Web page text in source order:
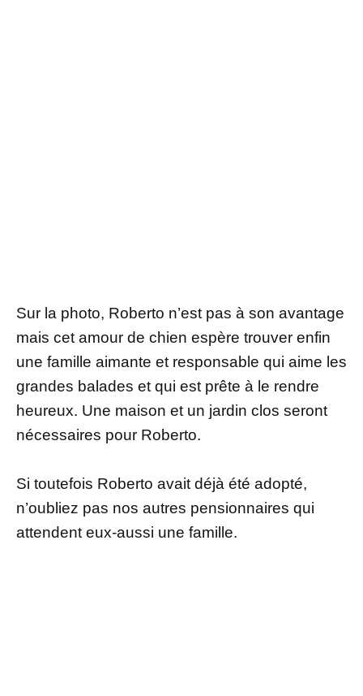
Sur la photo, Roberto n’est pas à son avantage
mais cet amour de chien espère trouver enfin
une famille aimante et responsable qui aime les
grandes balades et qui est prête à le rendre
heureux. Une maison et un jardin clos seront
nécessaires pour Roberto.
Si toutefois Roberto avait déjà été adopté,
n’oubliez pas nos autres pensionnaires qui
attendent eux-aussi une famille.